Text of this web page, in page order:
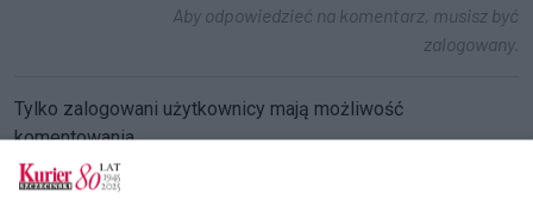
Aby odpowiedzieć na komentarz, musisz być
zalogowany.
Tylko zalogowani użytkownicy mają możliwość
komentowania
Zaloguj sięZarejestruj